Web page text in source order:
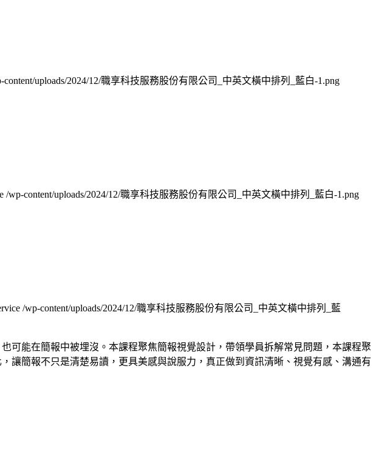
content/uploads/2024/12/職享科技服務股份有限公司_中英文橫中排列_藍白-1.png
/wp-content/uploads/2024/12/職享科技服務股份有限公司_中英文橫中排列_藍白-1.png
/wp-content/uploads/2024/12/職享科技服務股份有限公司_中英文橫中排列_藍
可能在簡報中被埋沒。本課程聚焦簡報視覺設計，帶領學員拆解常見問題，本課程聚
讓簡報不只是清楚易讀，更具美感與說服力，真正做到資訊清晰、視覺有感、溝通有